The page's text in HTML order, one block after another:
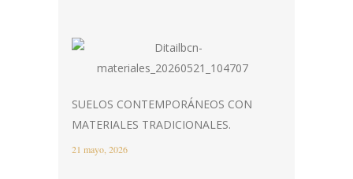
SUELOS CONTEMPORÁNEOS CON
MATERIALES TRADICIONALES.
21 mayo, 2026